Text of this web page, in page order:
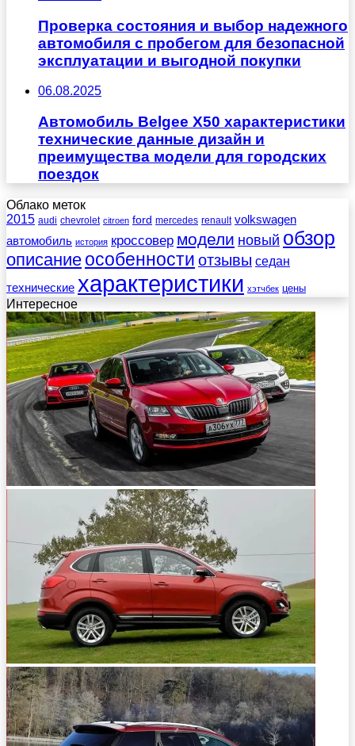
Проверка состояния и выбор надежного
автомобиля с пробегом для безопасной
эксплуатации и выгодной покупки
06.08.2025
Автомобиль Belgee X50 характеристики
технические данные дизайн и
преимущества модели для городских
поездок
Облако меток
2015 audi chevrolet citroen ford mercedes renault volkswagen
автомобиль история кроссовер модели новый обзор
описание особенности отзывы седан
технические характеристики хэтчбек цены
Интересное